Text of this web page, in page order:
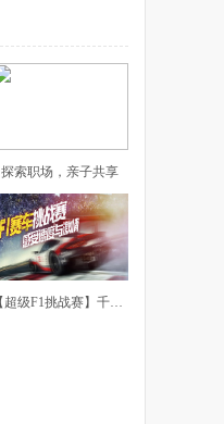
探索职场，亲子共享
【超级F1挑战赛】千橡团建体验课